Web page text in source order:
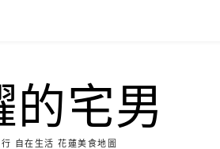
的宅男
自在生活 花蓮美食地圖